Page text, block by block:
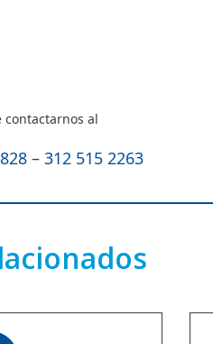
contactarnos al
– 312 515 2263